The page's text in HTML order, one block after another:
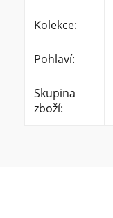
Kolekce:
Pohlaví:
Skupina
zboží: